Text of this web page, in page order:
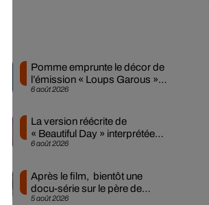
6 août 2026
Pomme emprunte le décor de
l’émission « Loups Garous »
pour son...
6 août 2026
La version réécrite de
« Beautiful Day » interprétée
lors des...
5 août 2026
Après le film, bientôt une
docu-série sur le père de
Michael Jackson